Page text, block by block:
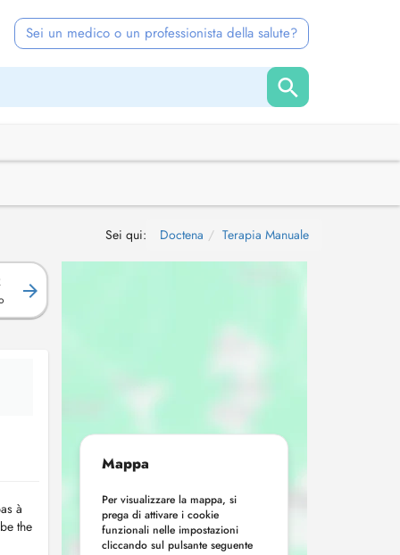
Sei un medico o un professionista della salute?
Sei qui: Doctena Terapia Manuale
à
the
Mappa
Per visualizzare la mappa, si
prega di attivare i cookie
funzionali nelle impostazioni
cliccando sul pulsante seguente